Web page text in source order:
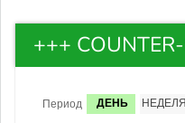
+++
Период ДЕНЬ НЕДЕЛЯ